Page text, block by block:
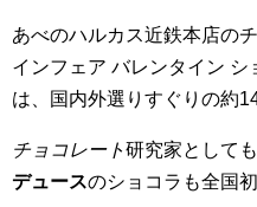
あべのハルカス近鉄本店の
インフェア バレンタイン
は、国内外選りすぐりの約
チョコレート研究家として
デュースのショコラも全国初